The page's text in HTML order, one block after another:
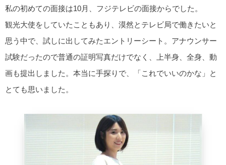
私の初めての面接は10月、フジテレビの面接からでした。
観光大使をしていたこともあり、漠然とテレビ局で働きたいと
思う中で、試しに出してみたエントリーシート。アナウンサー
試験だったので普通の証明写真だけでなく、上半身、全身、動
画も提出しました。本当に手探りで、「これでいいのかな」と
とても思いました。